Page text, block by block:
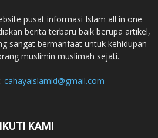
pusat informasi Islam all in one
berita terbaru baik berupa artikel,
sangat bermanfaat untuk kehidupan
muslimin muslimah sejati.
cahayaislamid@gmail.com
IKUTI KAMI